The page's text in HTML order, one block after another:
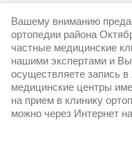
Вашему вниманию
ортопедии района
частные медицинские
нашими экспертами и
осуществляете запись
медицинские центры
на прием в клинику
можно через Интернет